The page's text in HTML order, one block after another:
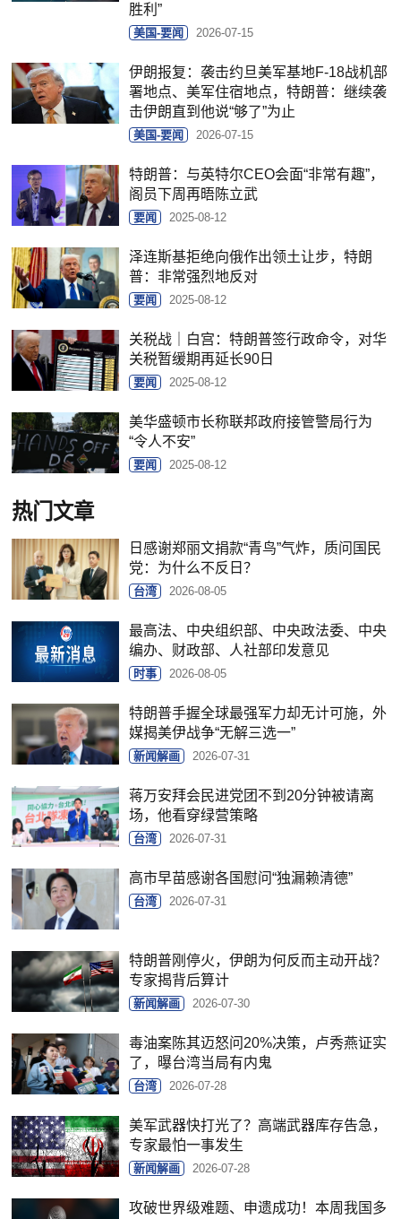
胜利”
美国-要闻 2026-07-15
伊朗报复：袭击约旦美军基地F-18战机部
署地点、美军住宿地点，特朗普：继续袭
击伊朗直到他说“够了”为止
美国-要闻 2026-07-15
特朗普：与英特尔CEO会面“非常有趣”，
阁员下周再晤陈立武
要闻 2025-08-12
泽连斯基拒绝向俄作出领土让步，特朗
普：非常强烈地反对
要闻 2025-08-12
关税战｜白宫：特朗普签行政命令，对华
关税暂缓期再延长90日
要闻 2025-08-12
美华盛顿市长称联邦政府接管警局行为
“令人不安”
要闻 2025-08-12
热门文章
日感谢郑丽文捐款“青鸟”气炸，质问国民
党：为什么不反日？
台湾 2026-08-05
最高法、中央组织部、中央政法委、中央
编办、财政部、人社部印发意见
时事 2026-08-05
特朗普手握全球最强军力却无计可施，外
媒揭美伊战争“无解三选一”
新闻解画 2026-07-31
蒋万安拜会民进党团不到20分钟被请离
场，他看穿绿营策略
台湾 2026-07-31
高市早苗感谢各国慰问“独漏赖清德”
台湾 2026-07-31
特朗普刚停火，伊朗为何反而主动开战？
专家揭背后算计
新闻解画 2026-07-30
毒油案陈其迈怒问20%决策，卢秀燕证实
了，曝台湾当局有内鬼
台湾 2026-07-28
美军武器快打光了？高端武器库存告急，
专家最怕一事发生
新闻解画 2026-07-28
攻破世界级难题、申遗成功！本周我国多